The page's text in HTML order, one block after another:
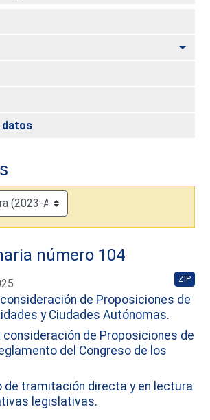
datos
número 104
ZIP
de Proposiciones de
y Ciudades Autónomas.
consideración de Proposiciones de
del Congreso de los
de tramitación directa y en lectura
legislativas.